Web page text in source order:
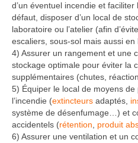
d’un éventuel incendie et faciliter
défaut, disposer d’un local de
laboratoire ou l’atelier (afin
escaliers, sous-sol mais aussi
4) Assurer un rangement et une
stockage optimale pour éviter la
supplémentaires (chutes,
5) Équiper le local de moyens
l’incendie (extincteurs adaptés,
système de désenfumage…) et
accidentels (rétention produit
6) Assurer une ventilation et un